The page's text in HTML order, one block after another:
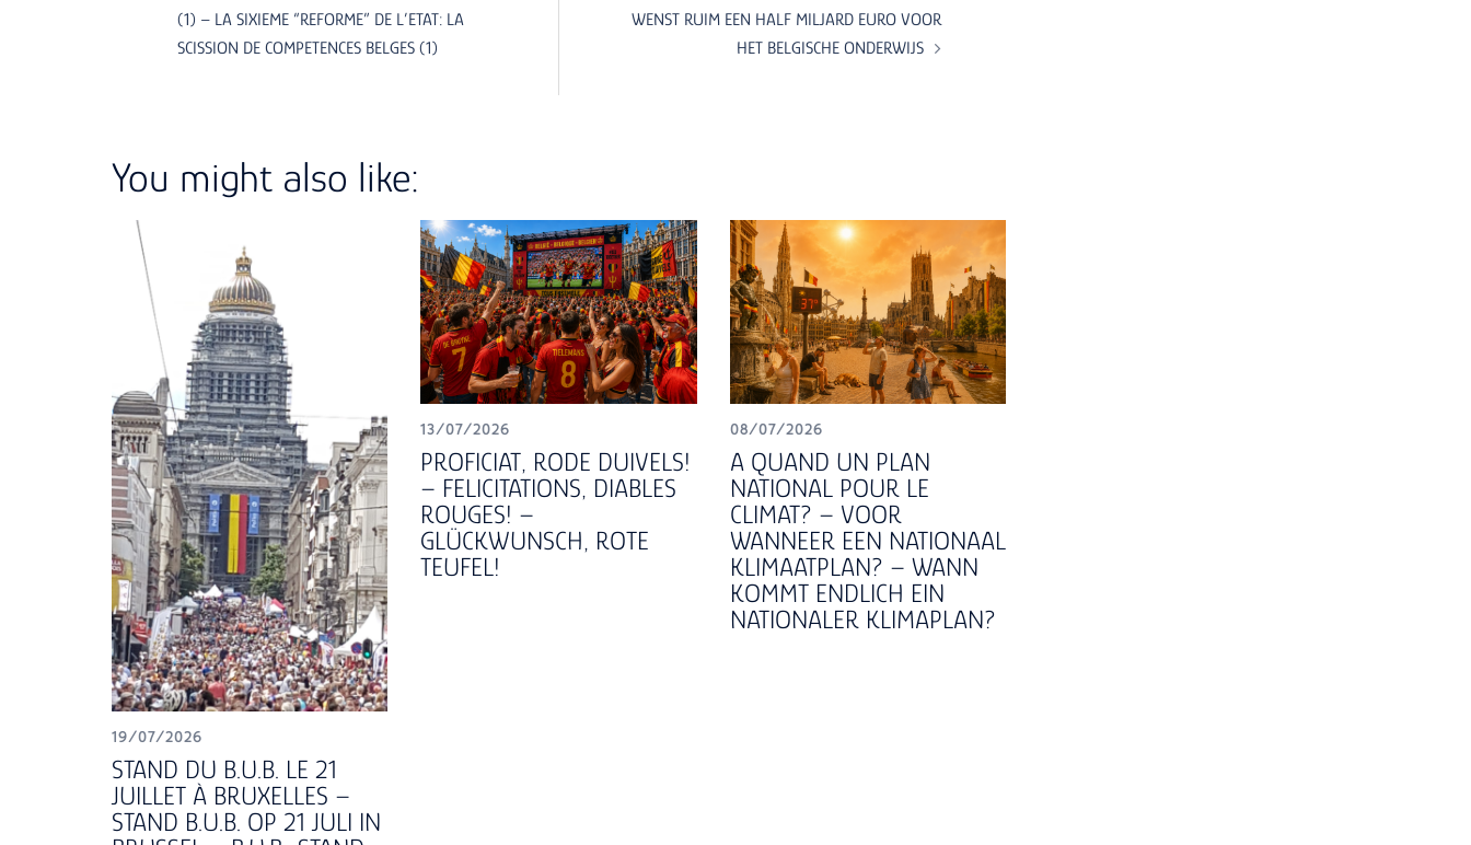
(1) – LA SIXIEME “REFORME” DE L’ETAT: LA
SCISSION DE COMPETENCES BELGES (1)
WENST RUIM EEN HALF MILJARD EURO VOOR
HET BELGISCHE ONDERWIJS
You might also like:
19/07/2026
STAND DU B.U.B. LE 21
JUILLET À BRUXELLES –
STAND B.U.B. OP 21 JULI IN
13/07/2026
PROFICIAT, RODE DUIVELS!
– FELICITATIONS, DIABLES
ROUGES! –
GLÜCKWUNSCH, ROTE
TEUFEL!
08/07/2026
A QUAND UN PLAN
NATIONAL POUR LE
CLIMAT? – VOOR
WANNEER EEN NATIONAAL
KLIMAATPLAN? – WANN
KOMMT ENDLICH EIN
NATIONALER KLIMAPLAN?